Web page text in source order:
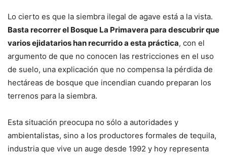
Lo cierto es que la siembra ilegal de agave está a la vista.
Basta recorrer el Bosque La Primavera para descubrir que
varios ejidatarios han recurrido a esta práctica, con el
argumento de que no conocen las restricciones en el uso
de suelo, una explicación que no compensa la pérdida de
hectáreas de bosque que incendian cuando preparan los
terrenos para la siembra.
Esta situación preocupa no sólo a autoridades y
ambientalistas, sino a los productores formales de tequila,
industria que vive un auge desde 1992 y hoy representa